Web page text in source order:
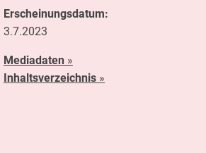
Erscheinungsdatum:
3.7.2023
Mediadaten»
Inhaltsverzeichnis»